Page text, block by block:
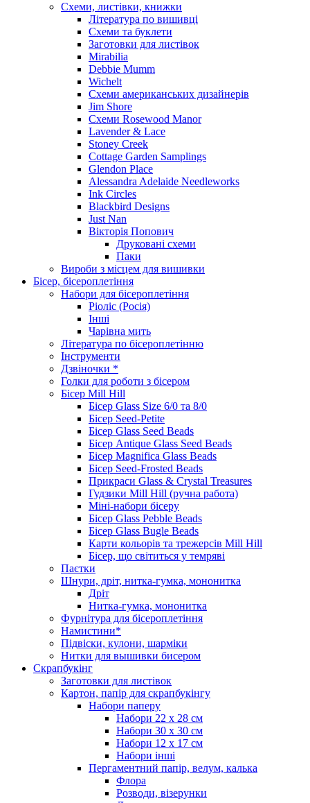
Схеми, листівки, книжки
Література по вишивці
Схеми та буклети
Заготовки для листівок
Mirabilia
Debbie Mumm
Wichelt
Схеми американських дизайнерів
Jim Shore
Cхеми Rosewood Manor
Lavender & Lace
Stoney Creek
Cottage Garden Samplings
Glendon Place
Alessandra Adelaide Needleworks
Ink Circles
Blackbird Designs
Just Nan
Вікторія Попович
Друковані схеми
Паки
Вироби з місцем для вишивки
Бісер, бісероплетіння
Набори для бісероплетіння
Ріоліс (Росія)
Інші
Чарівна мить
Література по бісероплетінню
Інструменти
Дзвіночки *
Голки для роботи з бісером
Бісер Mill Hill
Бісер Glass Size 6/0 та 8/0
Бісер Seed-Petite
Бісер Glass Seed Beads
Бісер Antique Glass Seed Beads
Бісер Magnifica Glass Beads
Бісер Seed-Frosted Beads
Прикраси Glass & Crystal Treasures
Гудзики Mill Hill (ручна работа)
Міні-набори бісеру
Бісер Glass Pebble Beads
Бісер Glass Bugle Beads
Карти кольорів та трежерсів Mill Hill
Бісер, що світиться у темряві
Паєтки
Шнури, дріт, нитка-гумка, мононитка
Дріт
Нитка-гумка, мононитка
Фурнітура для бісероплетіння
Намистини*
Підвіски, кулони, шарміки
Нитки для вышивки бисером
Скрапбукінг
Заготовки для листівок
Картон, папір для скрапбукінгу
Набори паперу
Набори 22 х 28 см
Набори 30 х 30 см
Набори 12 х 17 см
Набори інші
Пергаментний папір, велум, калька
Флора
Розводи, візерунки